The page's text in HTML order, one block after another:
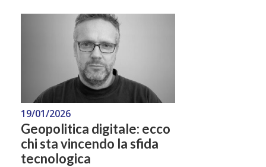
19/01/2026
Geopolitica digitale: ecco
chi sta vincendo la sfida
tecnologica